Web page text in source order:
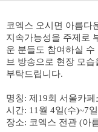
코엑스 오시면 아름다
지속가능성을 주제로
운 분들도 참여하실 수
브 방송으로 현장 모
부탁드립니다.
명칭: 제19회 서울카페
시간: 11월 4일(수)~7
장소: 코엑스 전관 (아